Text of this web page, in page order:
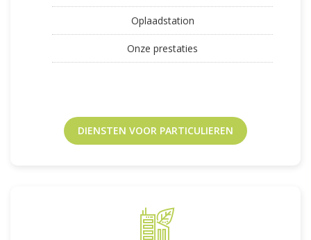
Oplaadstation
Onze prestaties
DIENSTEN VOOR PARTICULIEREN